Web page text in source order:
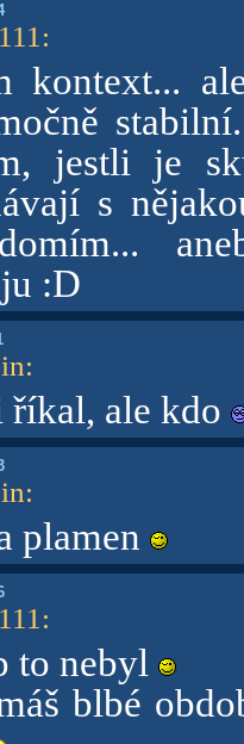
:
kontext...
jestli je
s
:D
:
říkal, ale kdo
:
plamen
:
to nebyl
blbé